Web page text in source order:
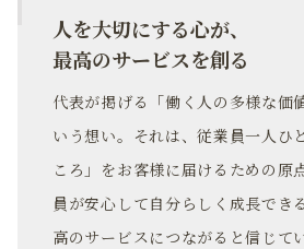
人を大切にする心が、
最高のサービスを創る
代表が掲げる「働く人の多様な価
いう想い。それは、従業員一人ひ
ころ」をお客様に届けるための原
員が安心して自分らしく成長でき
高のサービスにつながると信じて